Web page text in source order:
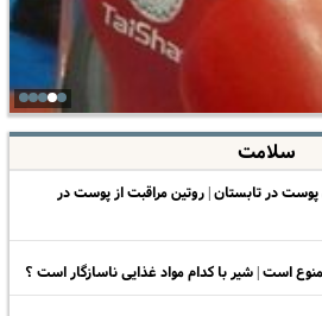
سلامت
پوست در تابستان | روتین مراقبت از پوست در
است | شیر با کدام مواد غذایی ناسازگار است ؟